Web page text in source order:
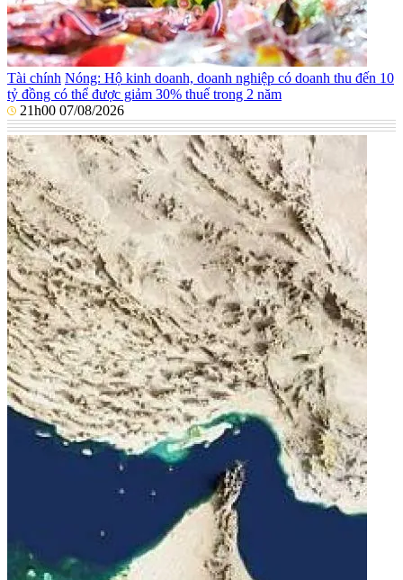
Tài chính Nóng: Hộ kinh doanh, doanh nghiệp có doanh thu đến 10
tỷ đồng có thể được giảm 30% thuế trong 2 năm
21h00 07/08/2026